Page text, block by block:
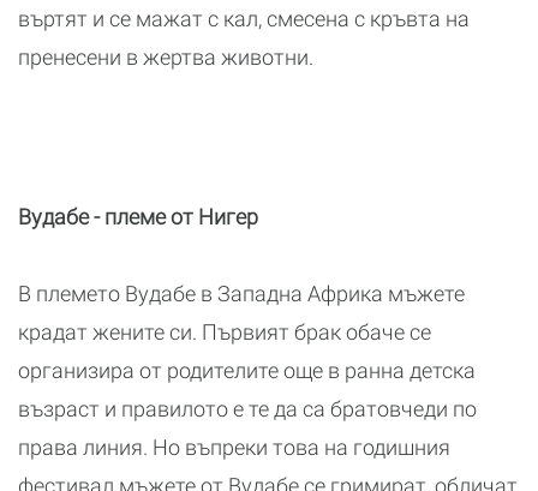
въртят и се мажат с кал, смесена с кръвта на
пренесени в жертва животни.
Вудабе - племе от Нигер
В племето Вудабе в Западна Африка мъжете
крадат жените си. Първият брак обаче се
организира от родителите още в ранна детска
възраст и правилото е те да са братовчеди по
права линия. Но въпреки това на годишния
фестивал мъжете от Вудабе се гримират, обличат